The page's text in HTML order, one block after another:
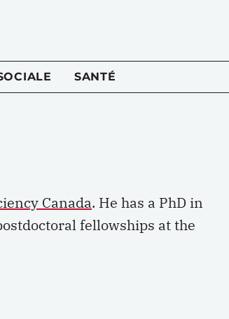
SANTÉ
Canada. He has a PhD in
fellowships at the